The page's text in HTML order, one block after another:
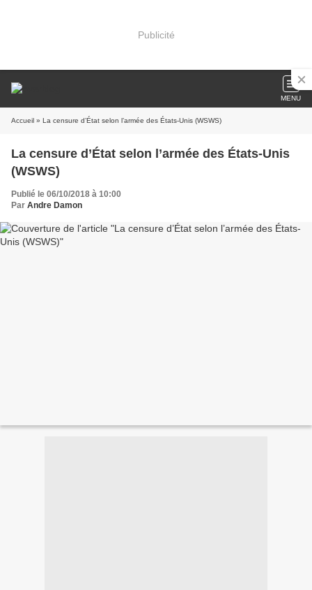
Publicité
MENU
Accueil » La censure d’État selon l’armée des États-Unis (WSWS)
La censure d’État selon l’armée des États-Unis
(WSWS)
Publié le 06/10/2018 à 10:00
Par Andre Damon